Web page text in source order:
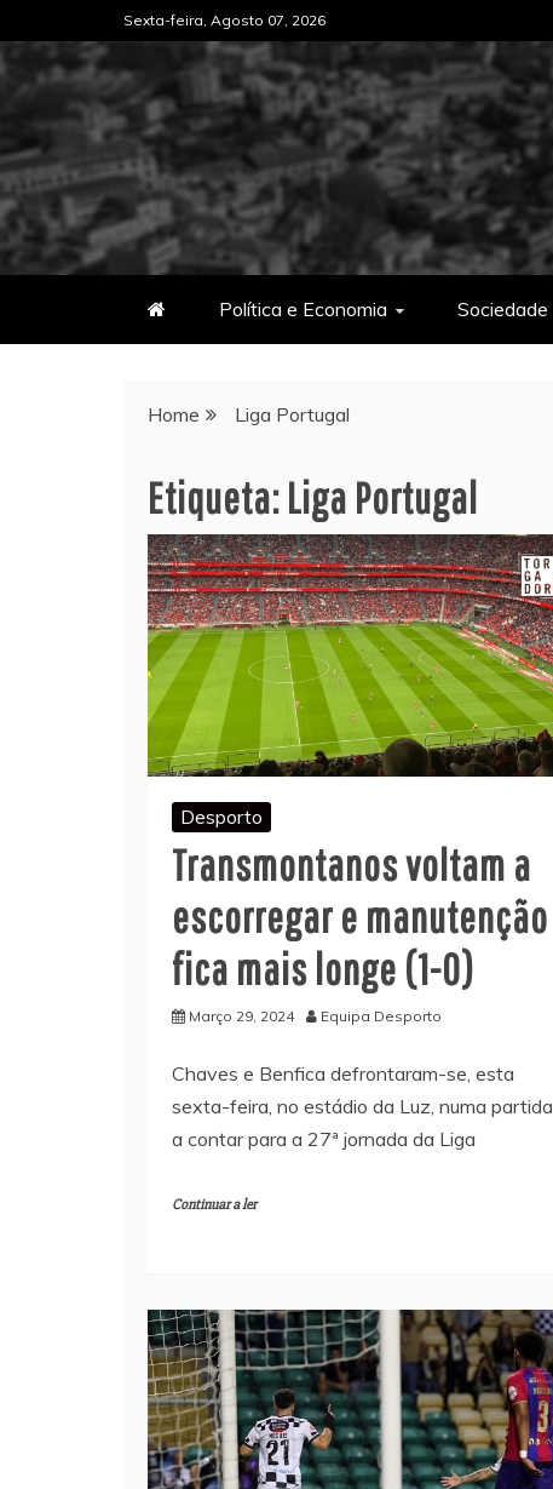
to
content
Sexta-feira, Agosto 07, 2026
Política e Economia Sociedade
Home Liga Portugal
Etiqueta:Liga Portugal
Desporto
Transmontanos voltam a
escorregar e manutenção
fica mais longe (1-0)
Março 29, 2024 Equipa Desporto
Chaves e Benfica defrontaram-se, esta
sexta-feira, no estádio da Luz, numa partida
a contar para a 27ª jornada da Liga
Continuar a ler